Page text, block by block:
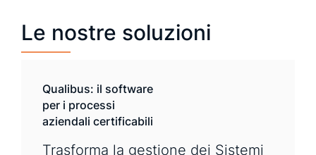
Le nostre soluzioni
Qualibus: il software
per i processi
aziendali certificabili
Trasforma la gestione dei Sistemi